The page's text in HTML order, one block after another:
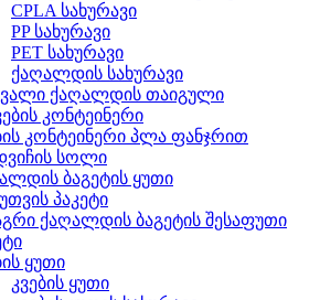
CPLA სახურავი
PP სახურავი
PET სახურავი
ქაღალდის სახურავი
ქაღალდის თაიგული
კონტეინერი
კონტეინერი პლა ფანჯრით
სოლი
ბაგეტის ყუთი
პაკეტი
ქაღალდის ბაგეტის შესაფუთი
ყუთი
კვების ყუთი